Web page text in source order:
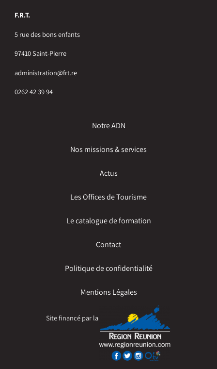
F.R.T.
5 rue des bons enfants
97410 Saint-Pierre
administration@frt.re
0262 42 39 94
Notre ADN
Nos missions & services
Actus
Les Offices de Tourisme
Le catalogue de formation
Contact
Politique de confidentialité
Mentions Légales
Site financé par la